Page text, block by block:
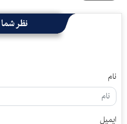
نظر شما
نام
ایمیل